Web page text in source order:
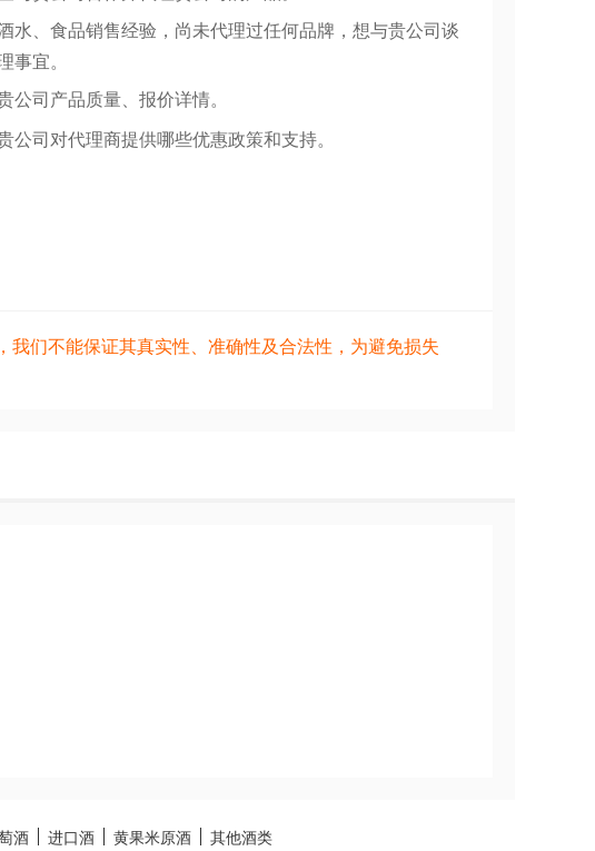
水、食品销售经验，尚未代理过任何品牌，想与贵公司谈
事宜。
公司产品质量、报价详情。
公司对代理商提供哪些优惠政策和支持。
们不能保证其真实性、准确性及合法性，为避免损失
酒 进口酒 黄果米原酒 其他酒类